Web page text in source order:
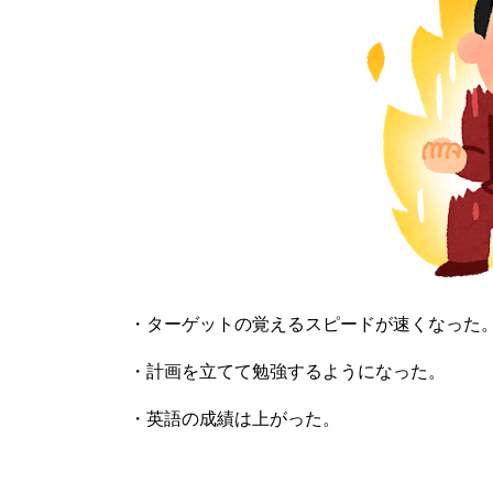
・ターゲットの覚えるスピードが速くなった
・計画を立てて勉強するようになった。
・英語の成績は上がった。